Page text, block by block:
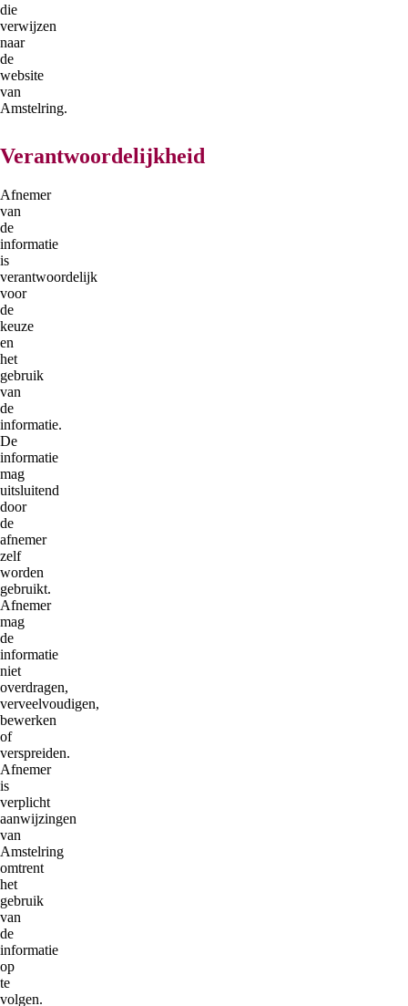
die
verwijzen
naar
de
website
van
Amstelring.
Verantwoordelijkheid
Afnemer
van
de
informatie
is
verantwoordelijk
voor
de
keuze
en
het
gebruik
van
de
informatie.
De
informatie
mag
uitsluitend
door
de
afnemer
zelf
worden
gebruikt.
Afnemer
mag
de
informatie
niet
overdragen,
verveelvoudigen,
bewerken
of
verspreiden.
Afnemer
is
verplicht
aanwijzingen
van
Amstelring
omtrent
het
gebruik
van
de
informatie
op
te
volgen.